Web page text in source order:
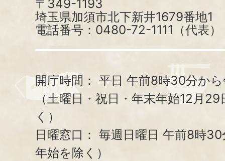
〒349-1193
埼玉県加須市北下新井1679番地1
電話番号：0480-72-1111（代表）
開庁時間： 平日 午前8時30分か
（土曜日・祝日・年末年始12月
く）
日曜窓口： 毎週日曜日 午前8時
年始を除く）